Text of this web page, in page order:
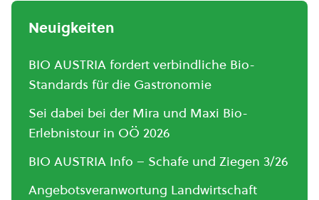
Neuigkeiten
BIO AUSTRIA fordert verbindliche Bio-
Standards für die Gastronomie
Sei dabei bei der Mira und Maxi Bio-
Erlebnistour in OÖ 2026
BIO AUSTRIA Info – Schafe und Ziegen 3/26
Angebotsveranwortung Landwirtschaft